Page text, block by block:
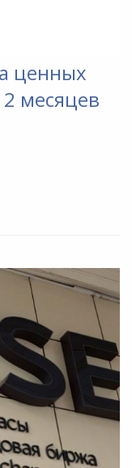
ценных
месяцев